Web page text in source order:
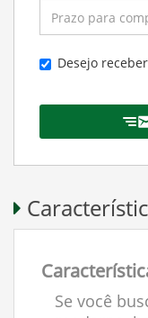
Desejo
Se você